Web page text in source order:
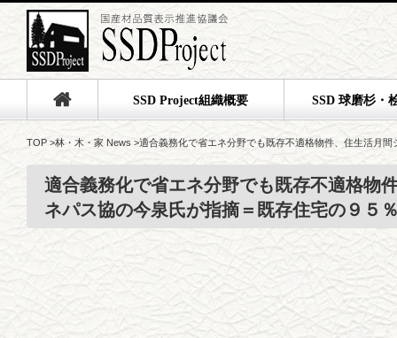
SSD Project組織概要 SSD 球磨杉・
TOP >林・木・家 News >適合義務化で省エネ分野でも既存不適格物件、住生活月
適合義務化で省エネ分野でも既存不適格物
ネパス協の今泉氏が指摘＝既存住宅の９５